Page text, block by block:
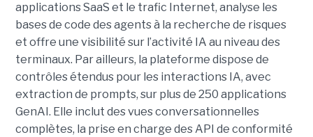
applications SaaS et le trafic Internet, analyse les
bases de code des agents à la recherche de risques
et offre une visibilité sur l’activité IA au niveau des
terminaux. Par ailleurs, la plateforme dispose de
contrôles étendus pour les interactions IA, avec
extraction de prompts, sur plus de 250 applications
GenAI. Elle inclut des vues conversationnelles
complètes, la prise en charge des API de conformité